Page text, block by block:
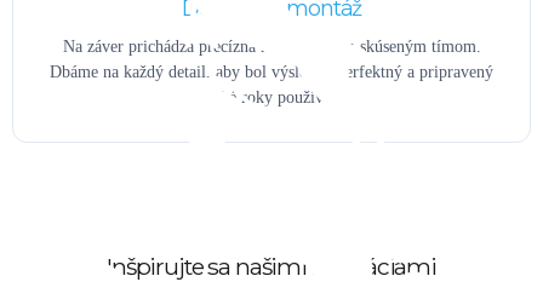
Doprava a montáž
Na záver prichádza precízna montáž naším skúseným tímom.
Dbáme na každý detail, aby bol výsledok perfektný a pripravený
na dlhé roky používania.
Inšpirujte sa našimi realizáciami